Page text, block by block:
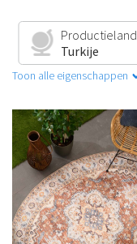
Productieland
Turkije
Toon alle eigenschappen